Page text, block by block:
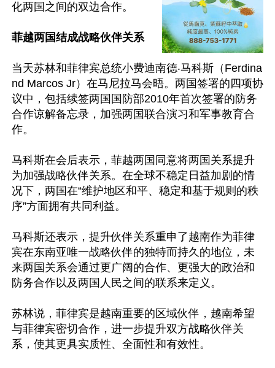
化两国之间的双边合作。
菲越两国结成战略伙伴关系
当天苏林和菲律宾总统小费迪南德‧马科斯（Ferdina
nd Marcos Jr）在马尼拉马会晤。两国签署的四项协
议中，包括续签两国国防部2010年首次签署的防务
合作谅解备忘录，加强两国联合演习和军事教育合
作。
马科斯在会后表示，菲越两国同意将两国关系提升
为加强战略伙伴关系。在全球不稳定日益加剧的情
况下，两国在“维护地区和平、稳定和基于规则的秩
序”方面拥有共同利益。
马科斯还表示，提升伙伴关系重申了越南作为菲律
宾在东南亚唯一战略伙伴的独特而持久的地位，未
来两国关系会通过更广阔的合作、更强大的政治和
防务合作以及两国人民之间的联系来定义。
苏林说，菲律宾是越南重要的区域伙伴，越南希望
与菲律宾密切合作，进一步提升双方战略伙伴关
系，使其更具实质性、全面性和有效性。